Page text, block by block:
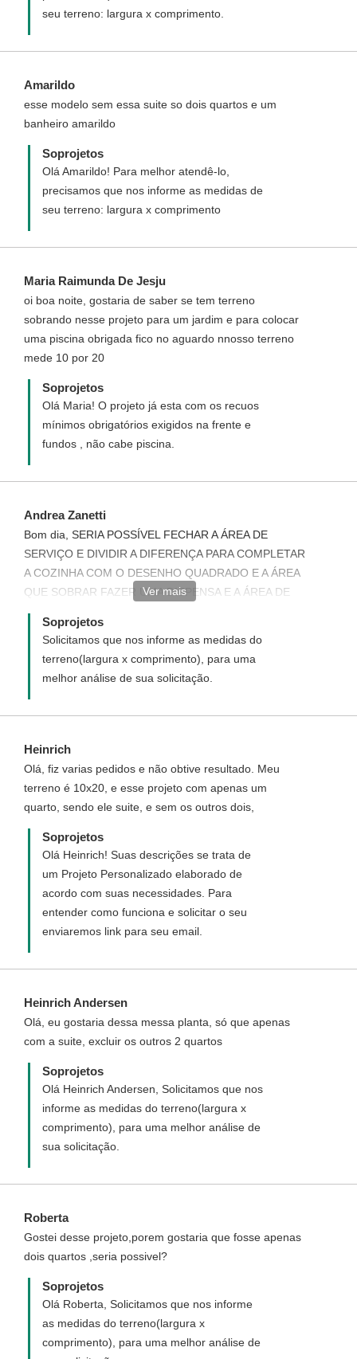
seu terreno: largura x comprimento.
Amarildo
esse modelo sem essa suite so dois quartos e um
banheiro amarildo
Soprojetos
Olá Amarildo! Para melhor atendê-lo,
precisamos que nos informe as medidas de
seu terreno: largura x comprimento
Maria Raimunda De Jesju
oi boa noite, gostaria de saber se tem terreno
sobrando nesse projeto para um jardim e para colocar
uma piscina obrigada fico no aguardo nnosso terreno
mede 10 por 20
Soprojetos
Olá Maria! O projeto já esta com os recuos
mínimos obrigatórios exigidos na frente e
fundos , não cabe piscina.
Andrea Zanetti
Bom dia, SERIA POSSÍVEL FECHAR A ÁREA DE
SERVIÇO E DIVIDIR A DIFERENÇA PARA COMPLETAR
A COZINHA COM O DESENHO QUADRADO E A ÁREA
QUE SOBRAR FAZER UMA DISPENSA E A ÁREA DE
SERVIÇO FAZER NOS FUNDOS DOS QUARTOS,
FICO NO AGUARDO.
Ver mais
Soprojetos
Solicitamos que nos informe as medidas do
terreno(largura x comprimento), para uma
melhor análise de sua solicitação.
Heinrich
Olá, fiz varias pedidos e não obtive resultado. Meu
terreno é 10x20, e esse projeto com apenas um
quarto, sendo ele suite, e sem os outros dois,
Soprojetos
Olá Heinrich! Suas descrições se trata de
um Projeto Personalizado elaborado de
acordo com suas necessidades. Para
entender como funciona e solicitar o seu
enviaremos link para seu email.
Heinrich Andersen
Olá, eu gostaria dessa messa planta, só que apenas
com a suite, excluir os outros 2 quartos
Soprojetos
Olá Heinrich Andersen, Solicitamos que nos
informe as medidas do terreno(largura x
comprimento), para uma melhor análise de
sua solicitação.
Roberta
Gostei desse projeto,porem gostaria que fosse apenas
dois quartos ,seria possivel?
Soprojetos
Olá Roberta, Solicitamos que nos informe
as medidas do terreno(largura x
comprimento), para uma melhor análise de